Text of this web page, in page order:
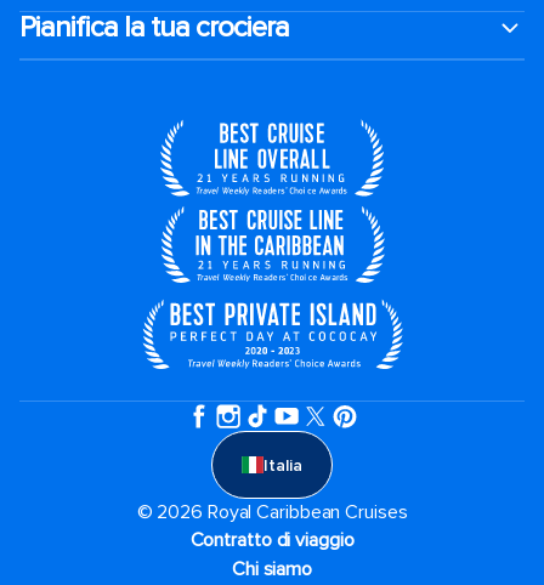
Pianifica la tua crociera
Italia
© 2026 Royal Caribbean Cruises
Contratto di viaggio
Chi siamo